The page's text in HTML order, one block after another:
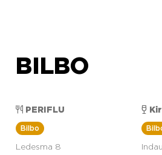
BILBO
PERIFLU
Bilbo
Ledesma 8